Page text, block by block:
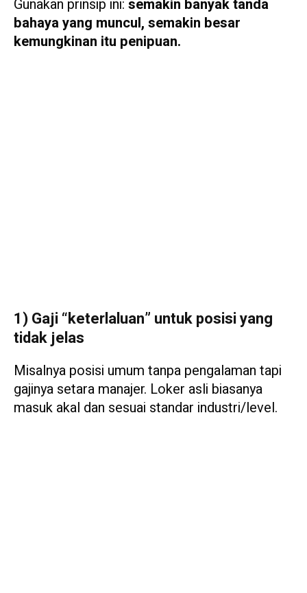
Gunakan prinsip ini: semakin banyak tanda
bahaya yang muncul, semakin besar
kemungkinan itu penipuan.
1) Gaji “keterlaluan” untuk posisi yang
tidak jelas
Misalnya posisi umum tanpa pengalaman tapi
gajinya setara manajer. Loker asli biasanya
masuk akal dan sesuai standar industri/level.